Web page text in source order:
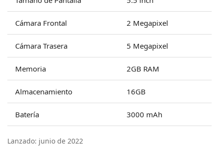
Cámara Frontal 2 Megapixel
Cámara Trasera 5 Megapixel
Memoria 2GB RAM
Almacenamiento 16GB
Batería 3000 mAh
Lanzado: junio de 2022